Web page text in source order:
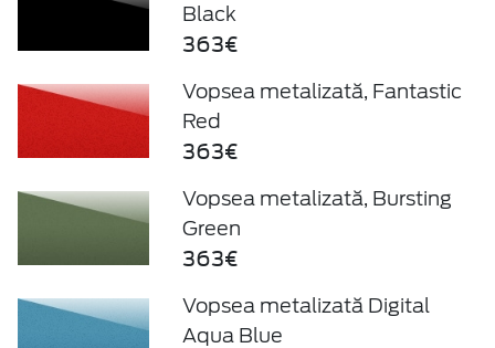
Black
363€
Vopsea metalizată, Fantastic
Red
363€
Vopsea metalizată, Bursting
Green
363€
Vopsea metalizată Digital
Aqua Blue